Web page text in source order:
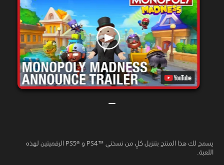
يسمح لك هذا المنتج بتنزيل كلٍ من نسختي PS4™‎ و PS5®‎ الرقميتين لهذه
اللعبة.